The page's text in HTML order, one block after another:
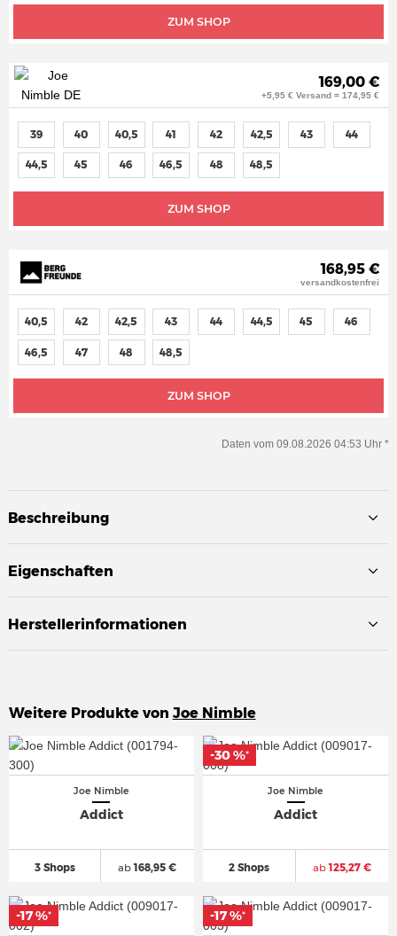
ZUM SHOP
169,00 €
+5,95 € Versand = 174,95 €
ZUM SHOP
39 40 40,5 41 42 42,5 43 44
44,5 45 46 46,5 48 48,5
168,95 €
versandkostenfrei
ZUM SHOP
40,5 42 42,5 43 44 44,5 45 46
46,5 47 48 48,5
Daten vom 09.08.2026 04:53 Uhr *
Beschreibung
Eigenschaften
Herstellerinformationen
Weitere Produkte von Joe Nimble
Joe Nimble
Addict
3 Shops ab168,95 €
Joe Nimble
Addict
2 Shops ab125,27 €
-30 %*
-30 %*
-17 %*
-17 %* -17 %*
-17 %*